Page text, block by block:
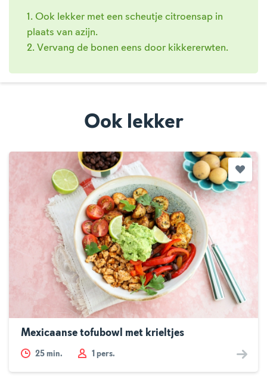
1. Ook lekker met een scheutje citroensap in
plaats van azijn.
2. Vervang de bonen eens door kikkererwten.
Ook lekker
Mexicaanse tofubowl met krieltjes
25 min. 1 pers.